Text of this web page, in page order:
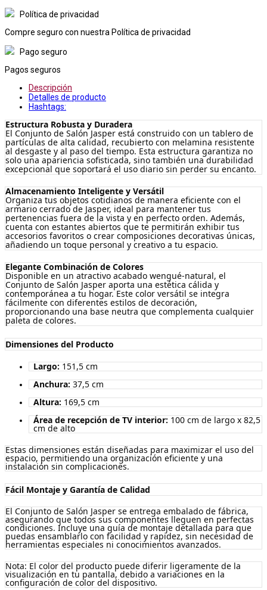
Política de privacidad
Compre seguro con nuestra Política de privacidad
Pago seguro
Pagos seguros
Descripción
Detalles de producto
Hashtags:
Estructura Robusta y Duradera
El Conjunto de Salón Jasper está construido con un tablero de
partículas de alta calidad, recubierto con melamina resistente
al desgaste y al paso del tiempo. Esta estructura garantiza no
solo una apariencia sofisticada, sino también una durabilidad
excepcional que soportará el uso diario sin perder su encanto.
Almacenamiento Inteligente y Versátil
Organiza tus objetos cotidianos de manera eficiente con el
armario cerrado de Jasper, ideal para mantener tus
pertenencias fuera de la vista y en perfecto orden. Además,
cuenta con estantes abiertos que te permitirán exhibir tus
accesorios favoritos o crear composiciones decorativas únicas,
añadiendo un toque personal y creativo a tu espacio.
Elegante Combinación de Colores
Disponible en un atractivo acabado wengué-natural, el
Conjunto de Salón Jasper aporta una estética cálida y
contemporánea a tu hogar. Este color versátil se integra
fácilmente con diferentes estilos de decoración,
proporcionando una base neutra que complementa cualquier
paleta de colores.
Dimensiones del Producto
Largo:151,5 cm
Anchura:37,5 cm
Altura:169,5 cm
Área de recepción de TV interior:100 cm de largo x 82,5
cm de alto
Estas dimensiones están diseñadas para maximizar el uso del
espacio, permitiendo una organización eficiente y una
instalación sin complicaciones.
Fácil Montaje y Garantía de Calidad
El Conjunto de Salón Jasper se entrega embalado de fábrica,
asegurando que todos sus componentes lleguen en perfectas
condiciones. Incluye una guía de montaje detallada para que
puedas ensamblarlo con facilidad y rapidez, sin necesidad de
herramientas especiales ni conocimientos avanzados.
Nota: El color del producto puede diferir ligeramente de la
visualización en tu pantalla, debido a variaciones en la
configuración de color del dispositivo.